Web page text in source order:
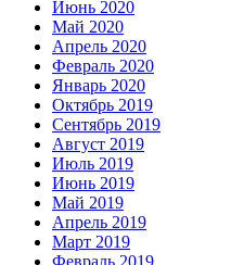
Июнь 2020
Май 2020
Апрель 2020
Февраль 2020
Январь 2020
Октябрь 2019
Сентябрь 2019
Август 2019
Июль 2019
Июнь 2019
Май 2019
Апрель 2019
Март 2019